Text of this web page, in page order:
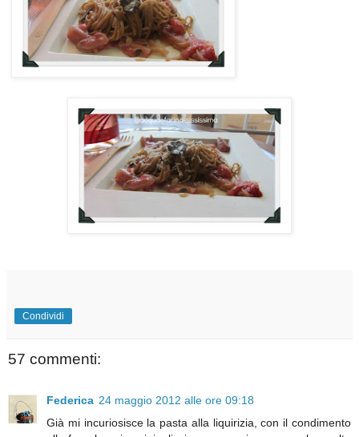
Condividi
57 commenti:
Federica 24 maggio 2012 alle ore 09:18
Già mi incuriosisce la pasta alla liquirizia, con il condimento